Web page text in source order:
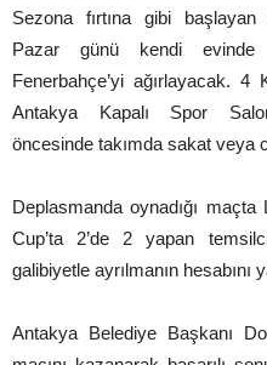
Sezona fırtına gibi
Pazar günü kendi
Fenerbahçe’yi ağırlayacak. 4
Antakya Kapalı Spor
öncesinde takımda sakat veya
Deplasmanda oynadığı
Cup’ta 2’de 2 yapan
galibiyetle ayrılmanın hesabını
Antakya Belediye Başkanı